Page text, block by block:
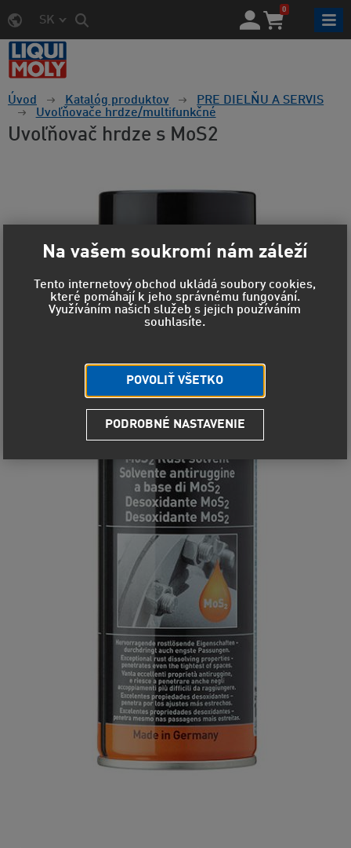
SK
0
Úvod Katalóg produktov
PRE DIELŇU A SERVIS
Uvoľňovače hrdze/multifunkčné
Uvoľňovač hrdze s MoS2
Na vašem soukromí nám záleží
Tento internetový obchod ukládá soubory cookies,
které pomáhají k jeho správnému fungování.
Využíváním našich služeb s jejich používáním
souhlasíte.
POVOLIŤ VŠETKO
PODROBNÉ NASTAVENIE